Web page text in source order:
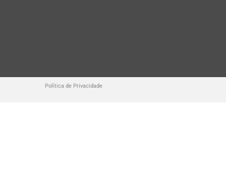
Política de Privacidade